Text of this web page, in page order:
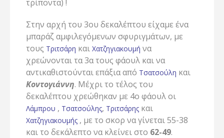
τρίποντα) !
Στην αρχή του 3ου δεκαλέπτου είχαμε ένα
μπαράζ αμφιλεγόμενων σφυριγμάτων, με
τους Τριτσάρη και Χατζηγιακουμή να
χρεώνονται τα 3α τους φάουλ και να
αντικαθιστούνται επάξια από Τσατσούλη και
Κοντογιάννη. Μέχρι το τέλος του
δεκαλέπτου χρεώθηκαν με 4ο φάουλ οι
Λάμπρου , Τσατσούλης, Τριτσάρηςκαι
Χατζηγιακουμής, με το σκορ να γίνεται 55-38
και το δεκάλεπτο να κλείνει στο 62-49.